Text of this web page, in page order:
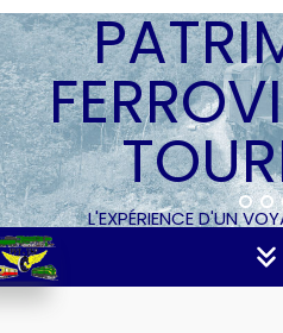
L'EXPÉRIENCE D'UN